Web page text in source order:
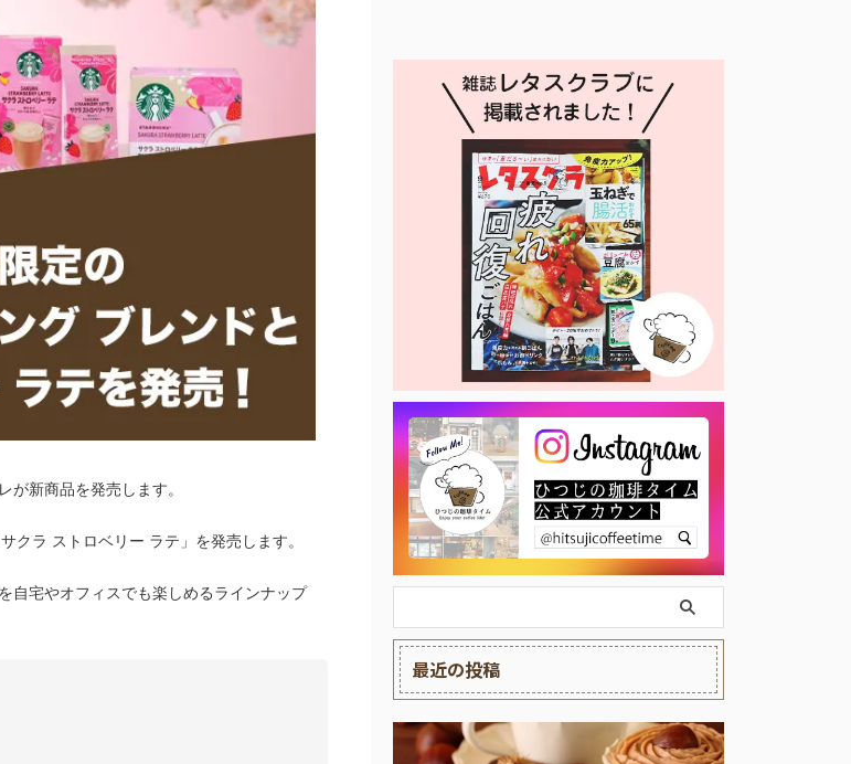
が新商品を発売します。
クラ ストロベリー ラテ」を発売します。
自宅やオフィスでも楽しめるラインナップ
最近の投稿